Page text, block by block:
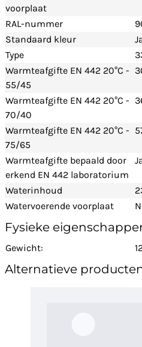
voorplaat
RAL-nummer
Standaard kleur
Type
Warmteafgifte EN 442 20°C -
55/45
Warmteafgifte EN 442 20°C -
70/40
Warmteafgifte EN 442 20°C -
75/65
Warmteafgifte bepaald door
erkend EN 442 laboratorium
Waterinhoud
Watervoerende voorplaat
Fysieke
Gewicht:
Alternatieve